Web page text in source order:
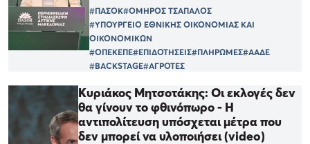
#ΠΑΣΟΚ#ΟΜΗΡΟΣ ΤΣΑΠΑΛΟΣ
#ΥΠΟΥΡΓΕΙΟ ΕΘΝΙΚΗΣ ΟΙΚΟΝΟΜΙΑΣ ΚΑΙ
ΟΙΚΟΝΟΜΙΚΩΝ
#ΟΠΕΚΕΠΕ#ΕΠΙΔΟΤΗΣΕΙΣ#ΠΛΗΡΩΜΕΣ#ΑΑΔΕ
#BACKSTAGE#ΑΓΡΟΤΕΣ
Κυριάκος Μητσοτάκης: Οι εκλογές δεν
θα γίνουν το φθινόπωρο - Η
αντιπολίτευση υπόσχεται μέτρα που
δεν μπορεί να υλοποιήσει (video)